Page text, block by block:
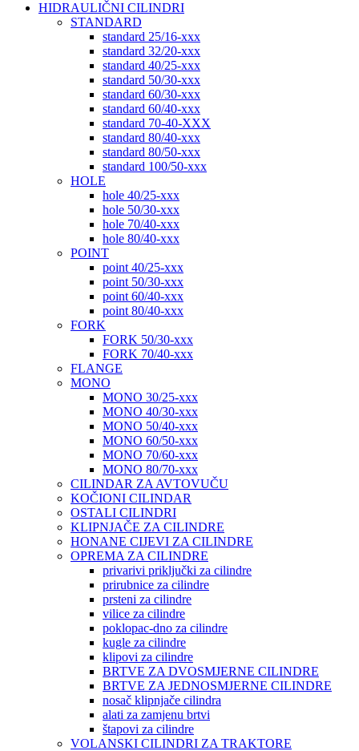
HIDRAULIČNI CILINDRI
STANDARD
standard 25/16-xxx
standard 32/20-xxx
standard 40/25-xxx
standard 50/30-xxx
standard 60/30-xxx
standard 60/40-xxx
standard 70-40-XXX
standard 80/40-xxx
standard 80/50-xxx
standard 100/50-xxx
HOLE
hole 40/25-xxx
hole 50/30-xxx
hole 70/40-xxx
hole 80/40-xxx
POINT
point 40/25-xxx
point 50/30-xxx
point 60/40-xxx
point 80/40-xxx
FORK
FORK 50/30-xxx
FORK 70/40-xxx
FLANGE
MONO
MONO 30/25-xxx
MONO 40/30-xxx
MONO 50/40-xxx
MONO 60/50-xxx
MONO 70/60-xxx
MONO 80/70-xxx
CILINDAR ZA AVTOVUČU
KOČIONI CILINDAR
OSTALI CILINDRI
KLIPNJAČE ZA CILINDRE
HONANE CIJEVI ZA CILINDRE
OPREMA ZA CILINDRE
privarivi priključki za cilindre
prirubnice za cilindre
prsteni za cilindre
vilice za cilindre
poklopac-dno za cilindre
kugle za cilindre
klipovi za cilindre
BRTVE ZA DVOSMJERNE CILINDRE
BRTVE ZA JEDNOSMJERNE CILINDRE
nosač klipnjače cilindra
alati za zamjenu brtvi
štapovi za cilindre
VOLANSKI CILINDRI ZA TRAKTORE